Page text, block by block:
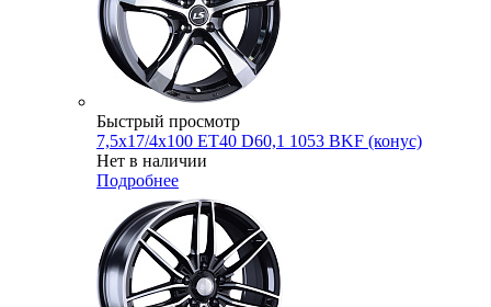
Быстрый просмотр
7,5x17/4x100 ET40 D60,1 1053 BKF (конус)
Нет в наличии
Подробнее